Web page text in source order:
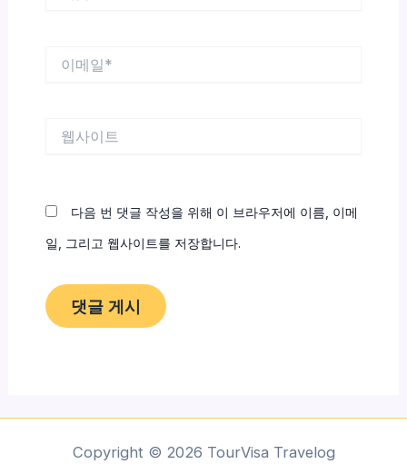
다음 번 댓글 작성을 위해 이 브라우저에 이름, 이메
일, 그리고 웹사이트를 저장합니다.
Copyright © 2026 TourVisa Travelog